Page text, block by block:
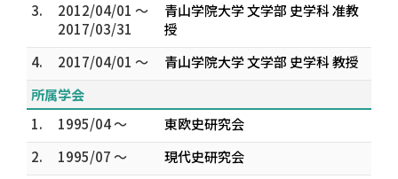
3.
2012/04/01 ～
2017/03/31
青山学院大学 文学部 史学科 准教
授
4.
2017/04/01 ～
青山学院大学 文学部 史学科 教授
所属学会
1.
1995/04 ～
東欧史研究会
2.
1995/07 ～
現代史研究会